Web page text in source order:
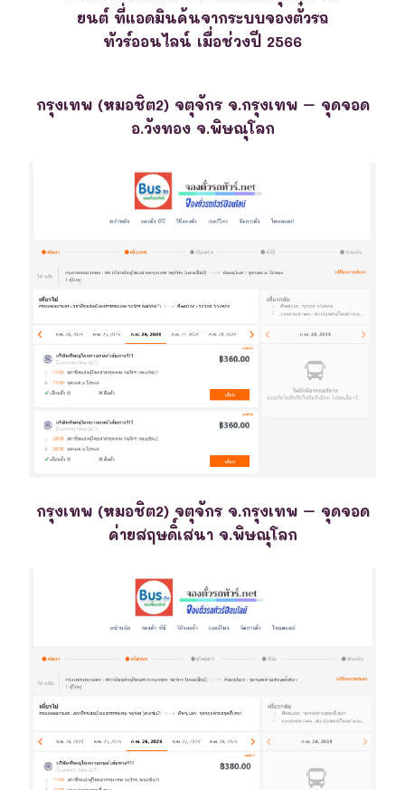
ยนต์ ที่แอดมินค้นจากระบบจองตั๋วรถ
ทัวร์ออนไลน์ เมื่อช่วงปี 2566
กรุงเทพ (หมอชิต2) จตุจักร จ.กรุงเทพ – จุดจอด
อ.วังทอง จ.พิษณุโลก
กรุงเทพ (หมอชิต2) จตุจักร จ.กรุงเทพ – จุดจอด
ค่ายสฤษดิ์เสนา จ.พิษณุโลก